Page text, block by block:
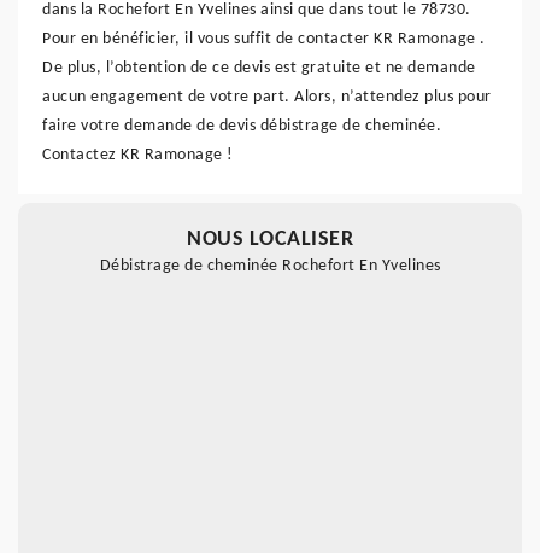
dans la Rochefort En Yvelines ainsi que dans tout le 78730.
Pour en bénéficier, il vous suffit de contacter KR Ramonage .
De plus, l’obtention de ce devis est gratuite et ne demande
aucun engagement de votre part. Alors, n’attendez plus pour
faire votre demande de devis débistrage de cheminée.
Contactez KR Ramonage !
NOUS LOCALISER
Débistrage de cheminée Rochefort En Yvelines